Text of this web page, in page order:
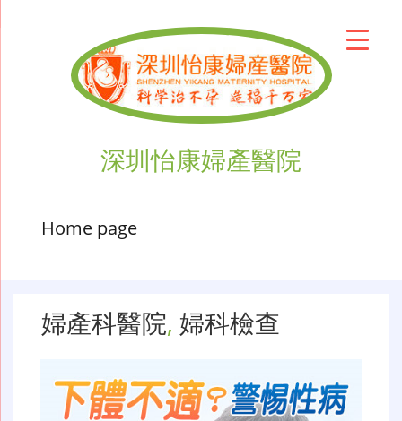
深圳怡康婦產醫院
Home page
婦產科醫院, 婦科檢查